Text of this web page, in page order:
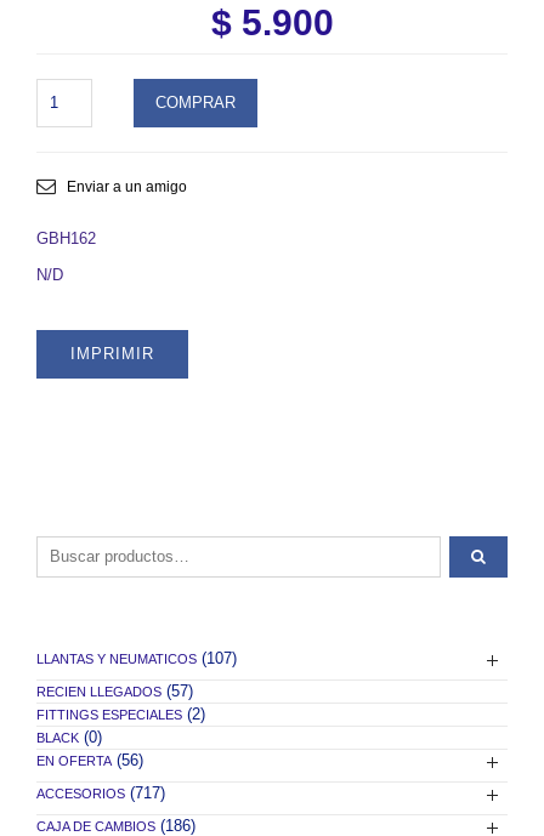
$5.900
DE
MG
C/U.
GBH162
COMPRAR
Enviar a un amigo
GBH162
N/D
IMPRIMIR
Buscar por:
LLANTAS Y NEUMATICOS (107)
RECIEN LLEGADOS (57)
FITTINGS ESPECIALES (2)
BLACK (0)
EN OFERTA (56)
ACCESORIOS (717)
CAJA DE CAMBIOS (186)